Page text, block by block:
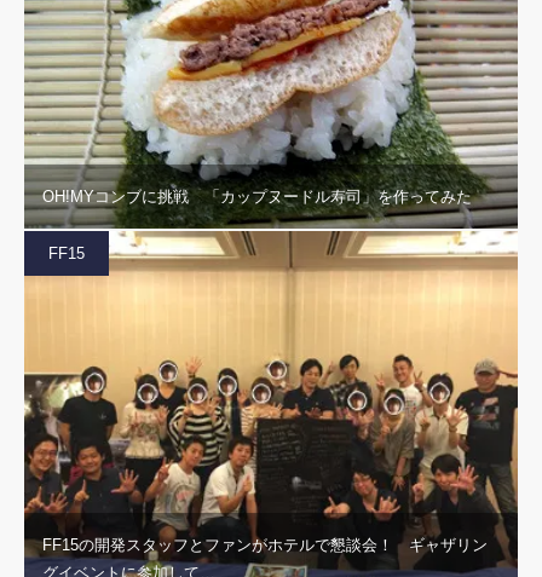
OH!MYコンブに挑戦 「カップヌードル寿司」を作ってみた
FF15
FF15の開発スタッフとファンがホテルで懇談会！ ギャザリン
グイベントに参加して…